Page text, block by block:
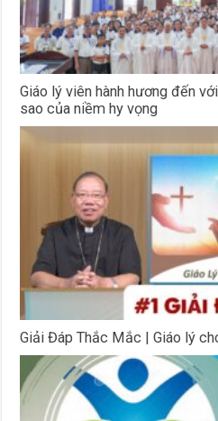
Giáo lý viên hành hương đến
sao của niềm hy vọng
Giải Đáp Thắc Mắc | Giáo lý